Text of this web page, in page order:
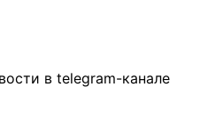
в telegram-канале